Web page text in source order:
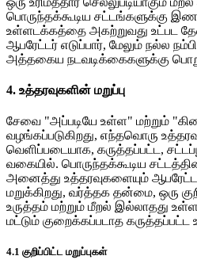
பொருந்தக்கூடிய சட்டங்களுக்கு
உள்ளடக்கத்தை அகற்றுவது உட்பட
ஆபரேட்டர் எடுப்பார், மேலும் நல்ல
அத்தகைய நடவடிக்கைகளுக்கு
4. உத்தரவுகளின் மறுப்பு
சேவை "அப்படியே உள்ள" மற்றும்
வழங்கப்படுகிறது, எந்தவொரு
வெளிப்படையாக, கருத்தப்பட்ட,
வகையில். பொருந்தக்கூடிய
அனைத்து உத்தரவுகளையும்
மறுக்கிறது, வர்த்தக தன்மை, ஒரு
உருத்தம் மற்றும் மீறல் இல்லாதது
மட்டும் குறைக்கப்படாத கருத்தப்பட்ட
4.1 குறிப்பிட்ட மறுப்புகள்